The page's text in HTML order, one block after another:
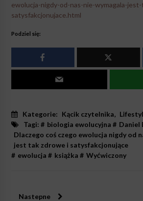
ewolucja-nigdy-od-nas-nie-wymagala-
satysfakcjonujace.html
Podziel się:
Kategorie: Kącik czytelnika,
Tagi: # biologia ewolucyjna # Daniel
Dlaczego coś czego ewolucja nigdy od
jest tak zdrowe i satysfakcjonujące
# ewolucja # książka # Wyćwiczony
Nastepne